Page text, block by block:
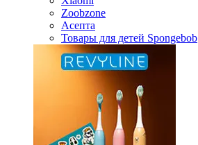
Zoobzone
Асепта
Товары для детей Spongebob